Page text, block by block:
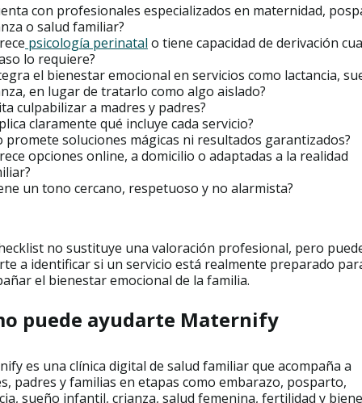
con profesionales especializados en maternidad,
o salud familiar?
psicología perinatal o tiene capacidad de derivación
lo requiere?
el bienestar emocional en servicios como lactancia,
en lugar de tratarlo como algo aislado?
culpabilizar a madres y padres?
claramente qué incluye cada servicio?
promete soluciones mágicas ni resultados garantizados?
opciones online, a domicilio o adaptadas a la realidad
un tono cercano, respetuoso y no alarmista?
no sustituye una valoración profesional, pero
a identificar si un servicio está realmente preparado
el bienestar emocional de la familia.
puede ayudarte Maternify
es una clínica digital de salud familiar que acompaña a
padres y familias en etapas como embarazo, posparto,
sueño infantil, crianza, salud femenina, fertilidad y